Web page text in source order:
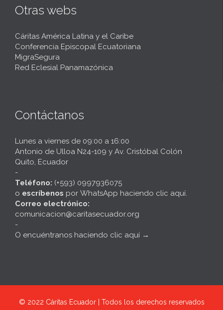
Otras webs
Cáritas América Latina y el Caribe
Conferencia Episcopal Ecuatoriana
MigraSegura
Red Eclesial Panamazónica
Contáctanos
Lunes a viernes de 09:00 a 16:00
Antonio de Ulloa N24-109 y Av. Cristóbal Colón
Quito, Ecuador
-
Teléfono: (+593) 0997936075
o escríbenos por WhatsApp haciendo clic aquí.
Correo electrónico:
comunicacion@caritasecuador.org
-
O encuéntranos haciendo clic aquí →
© 2022 Cáritas Ecuador | Todos los derechos reservados